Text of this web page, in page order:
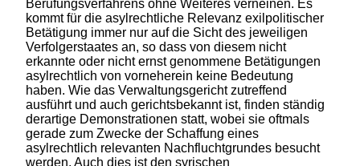
Berufungsverfahrens ohne Weiteres verneinen. Es
kommt für die asylrechtliche Relevanz exilpolitischer
Betätigung immer nur auf die Sicht des jeweiligen
Verfolgerstaates an, so dass von diesem nicht
erkannte oder nicht ernst genommene Betätigungen
asylrechtlich von vorneherein keine Bedeutung
haben. Wie das Verwaltungsgericht zutreffend
ausführt und auch gerichtsbekannt ist, finden ständig
derartige Demonstrationen statt, wobei sie oftmals
gerade zum Zwecke der Schaffung eines
asylrechtlich relevanten Nachfluchtgrundes besucht
werden. Auch dies ist den syrischen